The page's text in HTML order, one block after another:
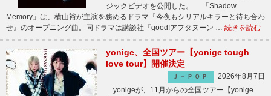
ジックビデオを公開した。 「Shadow
Memory」は、横山裕が主演を務めるドラマ『今夜もシリアルキラーと待ち合わ
せ』のオープニング曲。同ドラマは講談社『good!アフタヌーン … 続きを読む
yonige、全国ツアー【yonige tough
love tour】開催決定
Ｊ－ＰＯＰ
2026年8月7日
yonigeが、11月からの全国ツアー【yonige